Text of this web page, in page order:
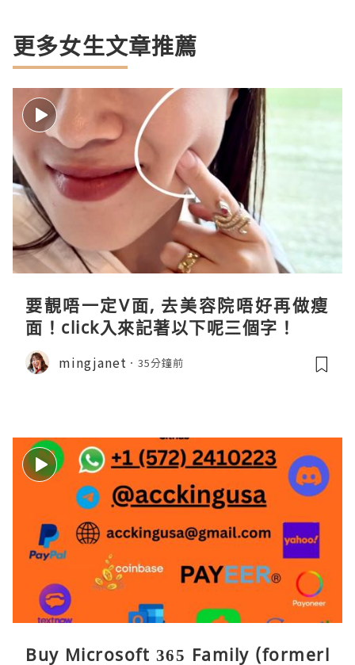
更多女生文章推薦
要靚唔一定V面, 去美容院唔好再做瘦
面！click入來記著以下呢三個字！
mingjanet 35分鐘前
Buy Microsoft 365 Family (formerl